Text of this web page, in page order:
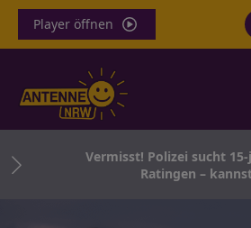
Player öffnen
Vermisst! Polizei sucht 15-
Ratingen – kannst